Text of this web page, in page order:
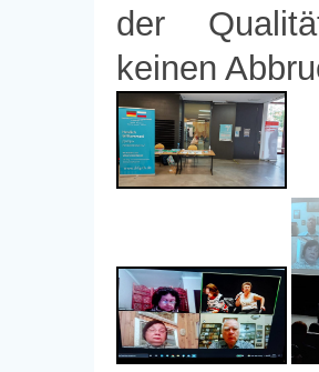
der
keinen